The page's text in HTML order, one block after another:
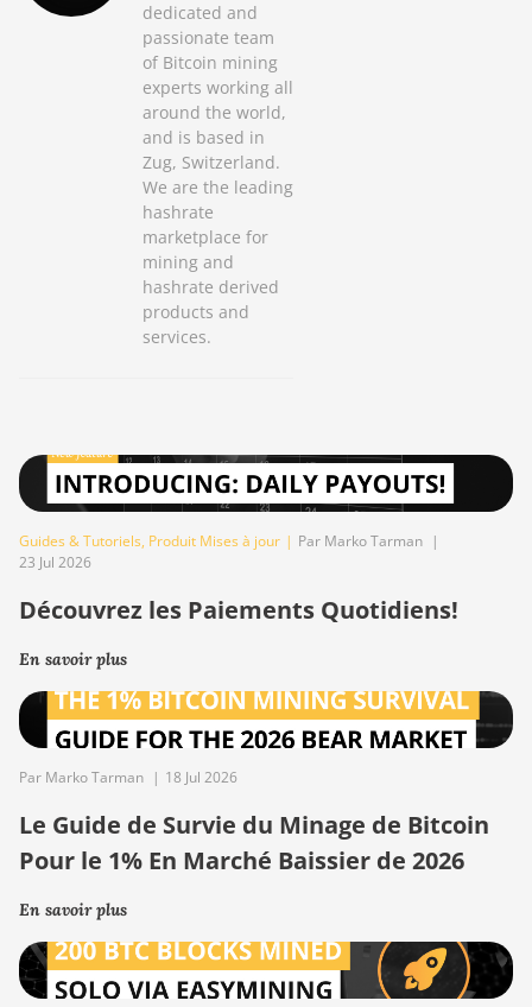
dedicated and
passionate team
of Bitcoin mining
experts working all
around the world,
and is based in
Zug, Switzerland.
We are the leading
hashrate
marketplace for
mining and
hashrate derived
products and
services.
Guides & Tutoriels, Produit Mises à jour | Par Marko Tarman |
23 Jul 2026
Découvrez les Paiements Quotidiens!
En savoir plus
Par Marko Tarman | 18 Jul 2026
Le Guide de Survie du Minage de Bitcoin
Pour le 1% En Marché Baissier de 2026
En savoir plus